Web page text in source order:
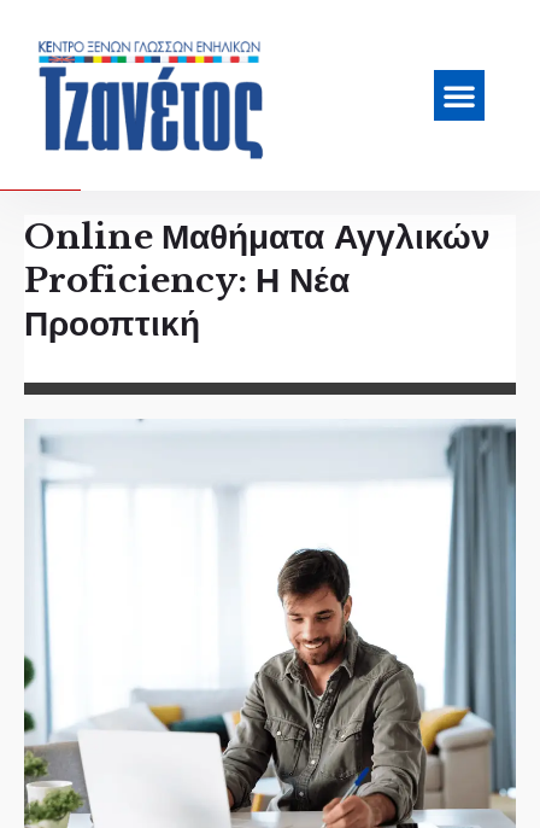
Online Μαθήματα Αγγλικών
Proficiency: Η Νέα
Προοπτική